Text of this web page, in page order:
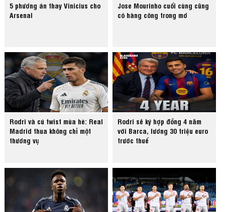
5 phương án thay Vinicius cho
Arsenal
Jose Mourinho cuối cùng cũng
có hàng công trong mơ
Rodri và cú twist mùa hè: Real
Madrid thua không chỉ một
thương vụ
Rodri sẽ ký hợp đồng 4 năm
với Barca, lương 30 triệu euro
trước thuế